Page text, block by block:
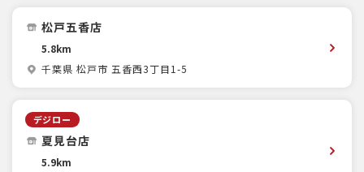
松戸五香店
5.8km
千葉県 松戸市 五香西3丁目1-5
デジロー
夏見台店
5.9km